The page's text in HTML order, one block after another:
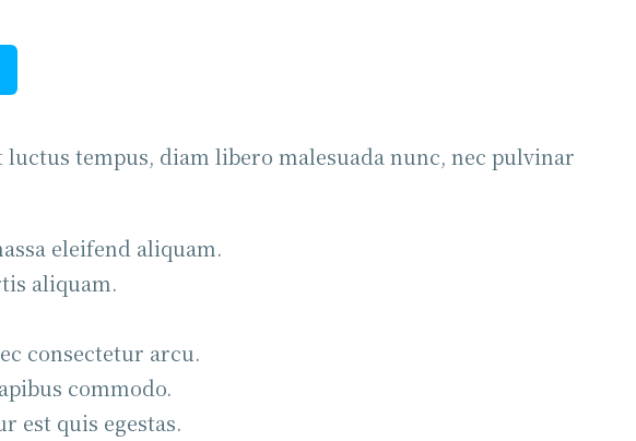
luctus tempus, diam libero malesuada nunc, nec pulvinar
eleifend aliquam.
aliquam.
consectetur arcu.
commodo.
est quis egestas.